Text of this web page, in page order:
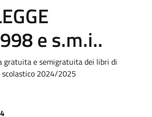
e s.m.i..
gratuita e semigratuita dei libri di
2024/2025